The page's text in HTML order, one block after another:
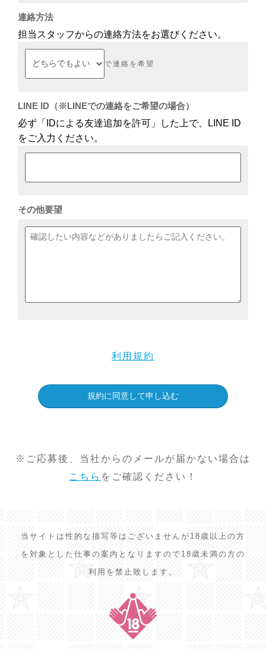
連絡方法
担当スタッフからの連絡方法をお選びください。
で連絡を希望
LINE ID（※LINEでの連絡をご希望の場合）
必ず「IDによる友達追加を許可」した上で、LINE ID
をご入力ください。
その他要望
利用規約
※ご応募後、当社からのメールが届かない場合は
こちら をご確認ください！
当サイトは性的な描写等はございませんが18歳以上の方
を対象とした仕事の案内となりますので18歳未満の方の
利用を禁止致します。